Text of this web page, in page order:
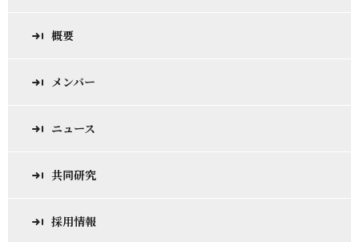
概要
メンバー
ニュース
共同研究
採用情報